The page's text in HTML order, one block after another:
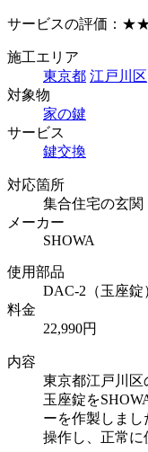
サービスの評価：
施工エリア
東京都 江戸川区
対象物
家の鍵
サービス
鍵交換
対応箇所
集合住宅の玄関
メーカー
SHOWA
使用部品
DAC-2（玉座錠
料金
22,990円
内容
東京都江戸川
玉座錠を
ーを作製しま
操作し、正常に